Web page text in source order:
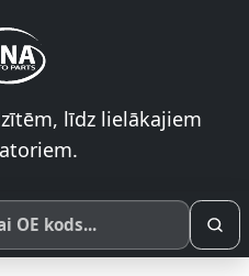
līdz lielākajiem
SKU vai OE koda